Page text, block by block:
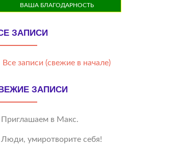
ВАША БЛАГОДАРНОСТЬ
ЗАПИСИ
Все записи (свежие в начале)
ЗАПИСИ
Приглашаем в Макс.
Люди, умиротворите себя!